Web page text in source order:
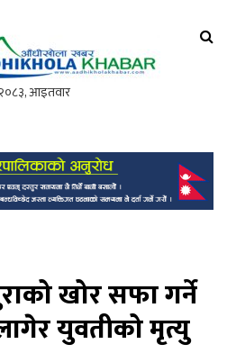
पत्रिका
खोर सफा गर्ने
युवतीको मृत्यु